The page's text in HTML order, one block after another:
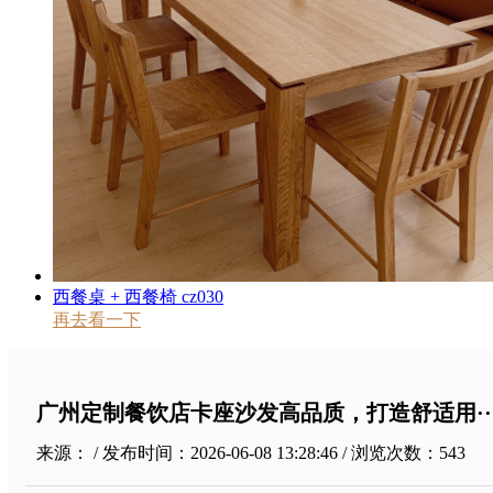
西餐桌 + 西餐椅 cz030
再去看一下
广州定制餐饮店卡座沙发高品质，打造舒适用
来源： / 发布时间：2026-06-08 13:28:46 / 浏览次数： 543